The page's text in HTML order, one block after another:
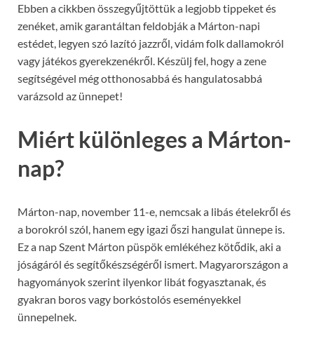
Ebben a cikkben összegyűjtöttük a legjobb tippeket és
zenéket, amik garantáltan feldobják a Márton-napi
estédet, legyen szó lazító jazzről, vidám folk dallamokról
vagy játékos gyerekzenékről. Készülj fel, hogy a zene
segítségével még otthonosabbá és hangulatosabbá
varázsold az ünnepet!
Miért különleges a Márton-
nap?
Márton-nap, november 11-e, nemcsak a libás ételekről és
a borokról szól, hanem egy igazi őszi hangulat ünnepe is.
Ez a nap Szent Márton püspök emlékéhez kötődik, aki a
jóságáról és segítőkészségéről ismert. Magyarországon a
hagyományok szerint ilyenkor libát fogyasztanak, és
gyakran boros vagy borkóstolós eseményekkel
ünnepelnek.